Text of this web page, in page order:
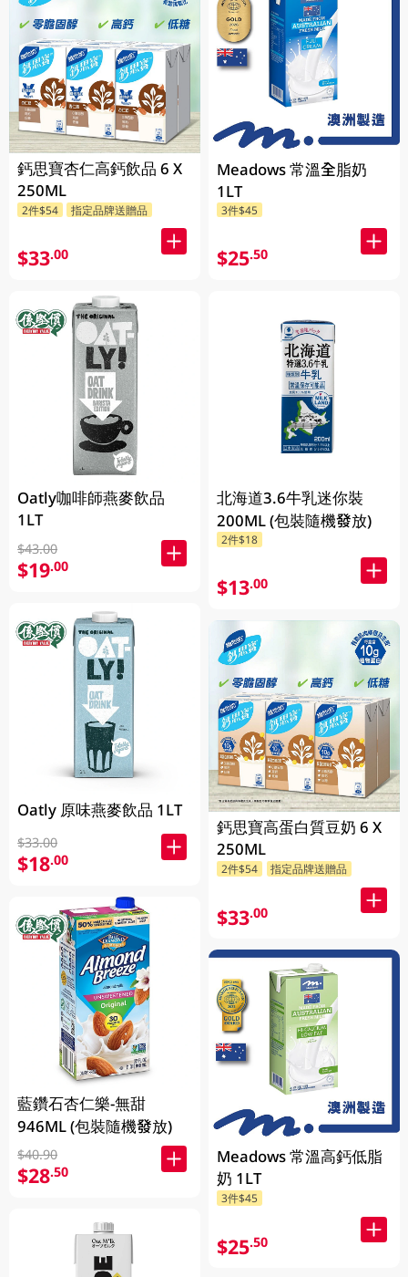
鈣思寶杏仁高鈣飲品 6 X
250ML
2件$54 指定品牌送贈品
$33.00
Oatly咖啡師燕麥飲品
1LT
$43.00
$19.00
Oatly 原味燕麥飲品 1LT
$33.00
$18.00
藍鑽石杏仁樂-無甜
946ML (包裝隨機發放)
$40.90
$28.50
Meadows 常溫全脂奶
1LT
3件$45
$25.50
北海道3.6牛乳迷你裝
200ML (包裝隨機發放)
2件$18
$13.00
鈣思寶高蛋白質豆奶 6 X
250ML
2件$54 指定品牌送贈品
$33.00
Meadows 常溫高鈣低脂
奶 1LT
3件$45
$25.50